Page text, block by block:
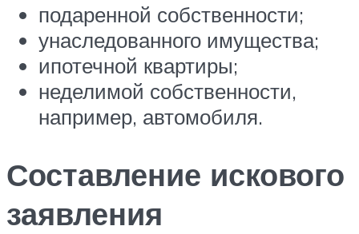
подаренной собственности;
унаследованного имущества;
ипотечной квартиры;
неделимой собственности,
например, автомобиля.
Составление искового
заявления